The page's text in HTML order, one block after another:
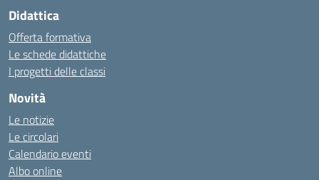
Didattica
Offerta formativa
Le schede didattiche
I progetti delle classi
Novità
Le notizie
Le circolari
Calendario eventi
Albo online